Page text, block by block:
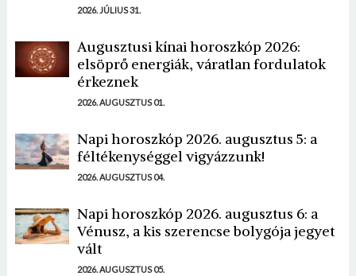
2026. JÚLIUS 31.
Augusztusi kínai horoszkóp 2026:
elsöprő energiák, váratlan fordulatok
érkeznek
2026. AUGUSZTUS 01.
Napi horoszkóp 2026. augusztus 5: a
féltékenységgel vigyázzunk!
2026. AUGUSZTUS 04.
Napi horoszkóp 2026. augusztus 6: a
Vénusz, a kis szerencse bolygója jegyet
vált
2026. AUGUSZTUS 05.